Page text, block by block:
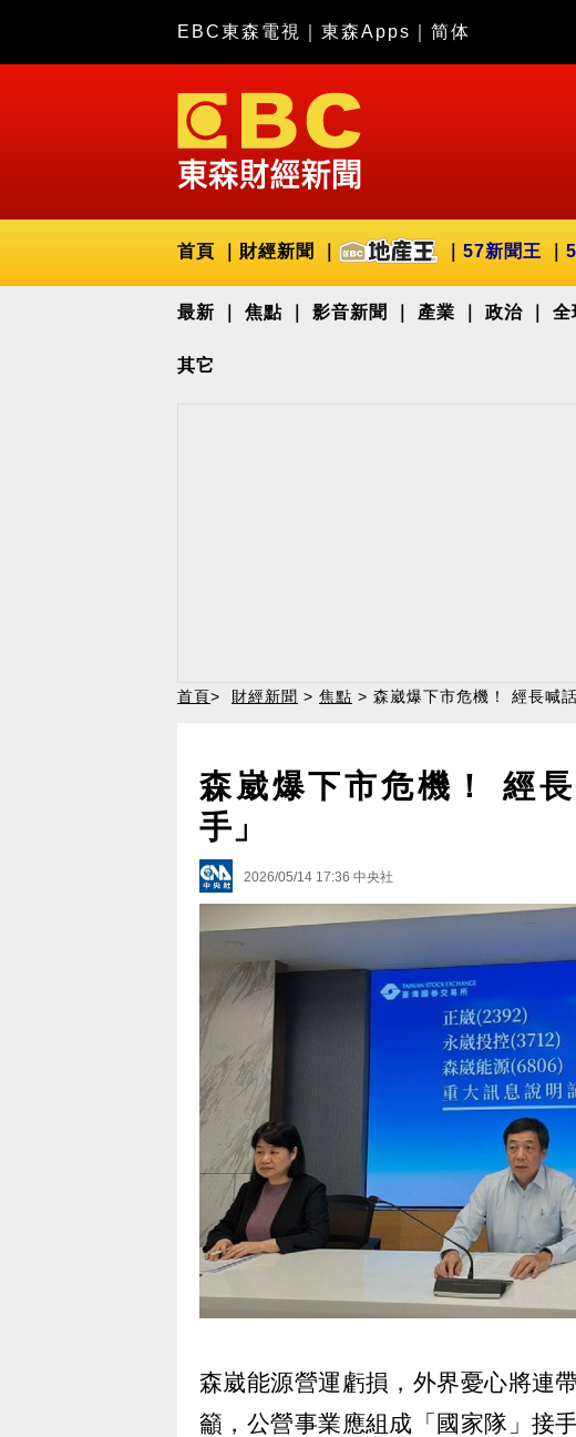
EBC東森電視 東森Apps 简体
首頁 財經新聞 57新聞王
最新 焦點 影音新聞 產業 政治 全
其它
首頁> 財經新聞 > 焦點 > 森崴爆下市危機！ 經長喊
森崴爆下市危機！ 經
手」
2026/05/14 17:36 中央社
森崴能源營運虧損，外界憂心將連
籲，公營事業應組成「國家隊」接